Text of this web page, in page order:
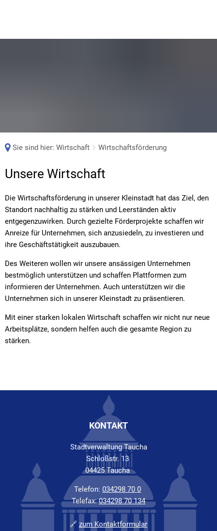
Sie sind hier: Wirtschaft Wirtschaftsförderung
Wirtschaftsförderung
Unsere Wirtschaft
Die Wirtschaftsförderung in unserer Kleinstadt hat das Ziel, den
Standort nachhaltig zu stärken und Leerständen aktiv
entgegenzuwirken. Durch gezielte Förderprojekte schaffen wir
Anreize für Unternehmen, sich anzusiedeln, zu investieren und
ihre Geschäftstätigkeit auszubauen.
Des Weiteren wollen wir unsere ansässigen Unternehmen
bestmöglich unterstützen und schaffen Plattformen zum
informieren der Unternehmen. Auch unterstützen wir die
Unternehmen sich in unserer Kleinstadt zu präsentieren.
Mit einer starken lokalen Wirtschaft schaffen wir nicht nur neue
Arbeitsplätze, sondern helfen auch die gesamte Region zu
stärken.
KONTAKT
Stadtverwaltung Taucha
Schloßstr. 13
04425 Taucha
Telefon: 034298 70 0
Telefax:034298 70 134
🔗 zum Kontaktformular